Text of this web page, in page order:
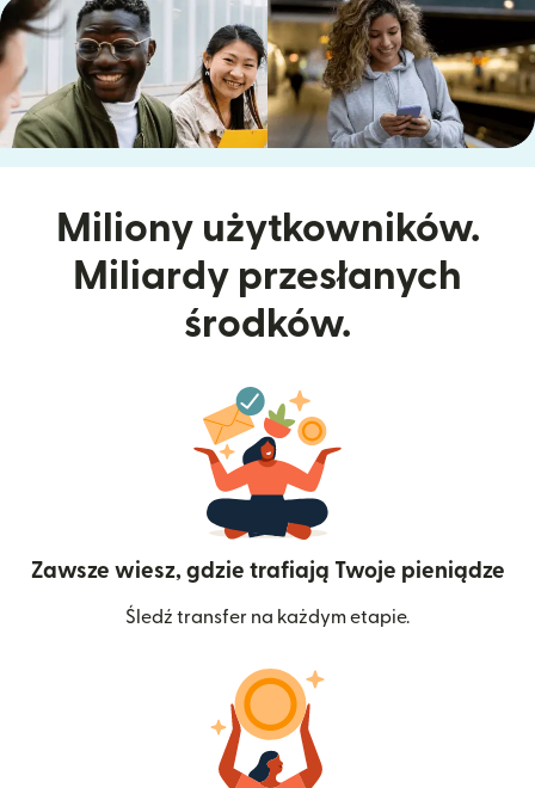
Miliony użytkowników.
Miliardy przesłanych
środków.
Zawsze wiesz, gdzie trafiają Twoje pieniądze
Śledź transfer na każdym etapie.